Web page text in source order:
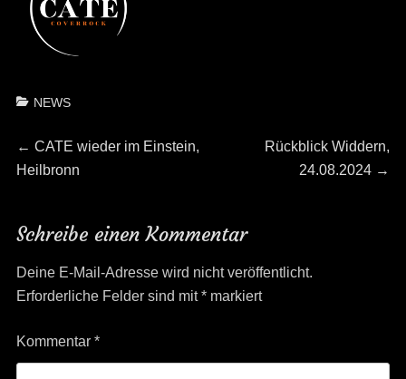
Categories
NEWS
Beitrags-
← Previous
post:
CATE wieder im Einstein,
Heilbronn
Next
Rückblick Widdern,
24.08.2024 →
Schreibe einen Kommentar
Deine E-Mail-Adresse wird nicht veröffentlicht.
Erforderliche Felder sind mit*markiert
Kommentar *